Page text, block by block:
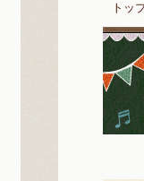
トッ